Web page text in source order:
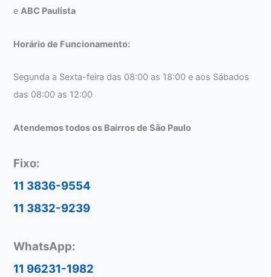
eABC Paulista
Horário de Funcionamento:
Segunda a Sexta-feira das 08:00 as 18:00 e aos Sábados
das 08:00 as 12:00
Atendemos todos os Bairros de São Paulo
Fixo:
11 3836-9554
11 3832-9239
WhatsApp:
11 96231-1982